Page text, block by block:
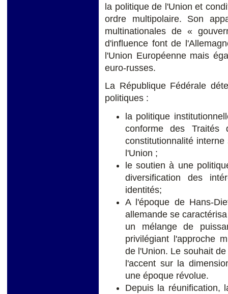
la politique de l'Union et
ordre multipolaire. Son
multinationales de «
d'influence font de
l'Union Européenne mais
euro-russes.
La République Fédérale
politiques :
la politique
conforme des Traités
constitutionnalité
l'Union ;
le soutien à une
diversification des
identités;
A l'époque de Hans-
allemande se
un mélange de
privilégiant l'approche
de l'Union. Le souhait
l'accent sur la
une époque révolue.
Depuis la réunification,